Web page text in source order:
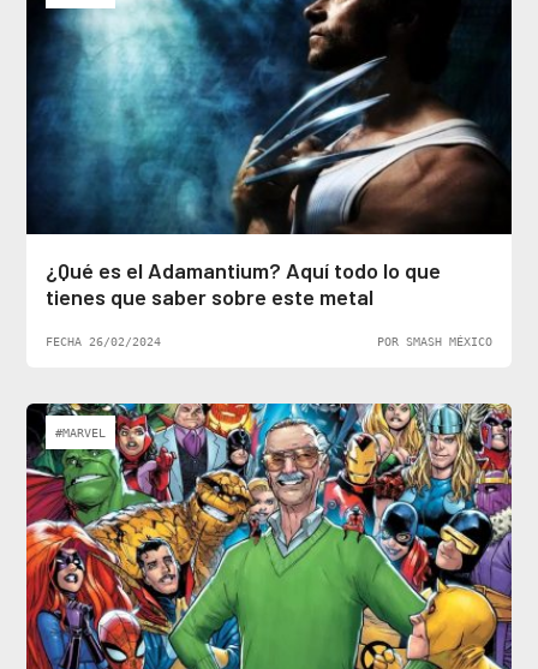
¿Qué es el Adamantium? Aquí todo lo que
tienes que saber sobre este metal
FECHA 26/02/2024 POR SMASH MÉXICO
#MARVEL